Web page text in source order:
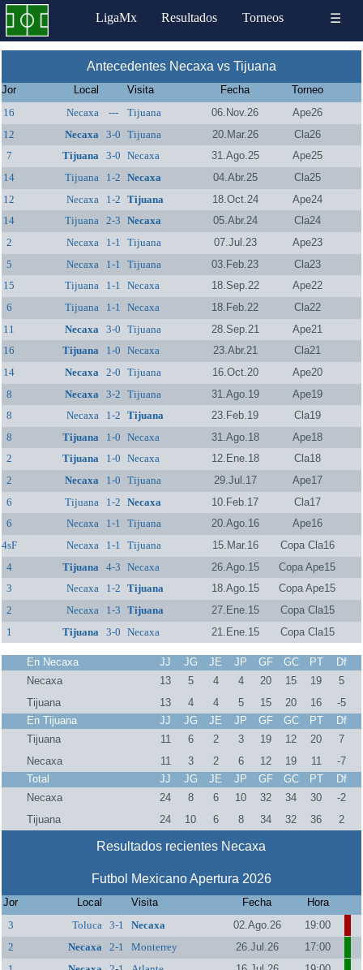
LigaMx Resultados Torneos ☰
Antecedentes Necaxa vs Tijuana
Jor Local Visita Fecha
Torneo
16
Necaxa --- Tijuana 06.Nov.26
Ape26
12
Necaxa 3-0 Tijuana 20.Mar.26
Cla26
7
Tijuana 3-0 Necaxa 31.Ago.25
Ape25
14
Tijuana 1-2 Necaxa 04.Abr.25
Cla25
12
Necaxa 1-2 Tijuana 18.Oct.24
Ape24
14
Tijuana 2-3 Necaxa 05.Abr.24
Cla24
2
Necaxa 1-1 Tijuana 07.Jul.23
Ape23
5
Necaxa 1-1 Tijuana 03.Feb.23
Cla23
15
Tijuana 1-1 Necaxa 18.Sep.22
Ape22
6
Tijuana 1-1 Necaxa 18.Feb.22
Cla22
11
Necaxa 3-0 Tijuana 28.Sep.21
Ape21
16
Tijuana 1-0 Necaxa 23.Abr.21
Cla21
14
Necaxa 2-0 Tijuana 16.Oct.20
Ape20
8
Necaxa 3-2 Tijuana 31.Ago.19
Ape19
8
Necaxa 1-2 Tijuana 23.Feb.19
Cla19
8
Tijuana 1-0 Necaxa 31.Ago.18
Ape18
2
Tijuana 1-0 Necaxa 12.Ene.18
Cla18
2
Necaxa 1-0 Tijuana 29.Jul.17
Ape17
6
Tijuana 1-2 Necaxa 10.Feb.17
Cla17
6
Necaxa 1-1 Tijuana 20.Ago.16
Ape16
4sF
Necaxa 1-1 Tijuana 15.Mar.16
Copa Cla16
4
Tijuana 4-3 Necaxa 26.Ago.15
Copa Ape15
3
Necaxa 1-2 Tijuana 18.Ago.15
Copa Ape15
2
Necaxa 1-3 Tijuana 27.Ene.15
Copa Cla15
1
Tijuana 3-0 Necaxa 21.Ene.15 Copa Cla15
En Necaxa JJ JG JE JP GF GC PT
Df
Necaxa
13 5 4 4 20 15 19
5
Tijuana
13 4 4 5 15 20 16
-5
En Tijuana
JJ JG JE JP GF GC PT
Df
Tijuana
11 6 2 3 19 12 20
7
Necaxa
11 3 2 6 12 19 11
-7
Total
JJ JG JE JP GF GC PT
Df
Necaxa
24 8 6 10 32 34 30
-2
Tijuana
24 10 6 8 34 32 36 2
Resultados recientes Necaxa
Futbol Mexicano Apertura 2026
Jor Local Visita Fecha
Hora
3
Toluca 3-1 Necaxa 02.Ago.26
19:00
2
Necaxa 2-1 Monterrey 26.Jul.26
17:00